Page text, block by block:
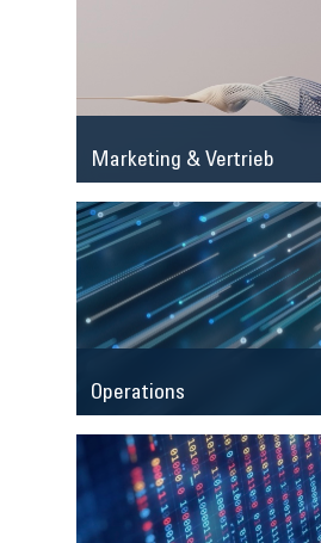
Marketing & Vertrieb
Operations